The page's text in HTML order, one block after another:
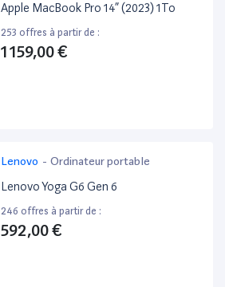
Apple MacBook Pro 14” (2023) 1To
253 offres à partir de :
1 159,00 €
Lenovo - Ordinateur portable
Lenovo Yoga G6 Gen 6
246 offres à partir de :
592,00 €